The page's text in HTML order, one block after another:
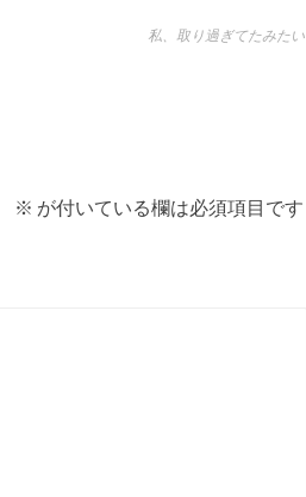
私、取り過ぎてたみたい
※ が付いている欄は必須項目です